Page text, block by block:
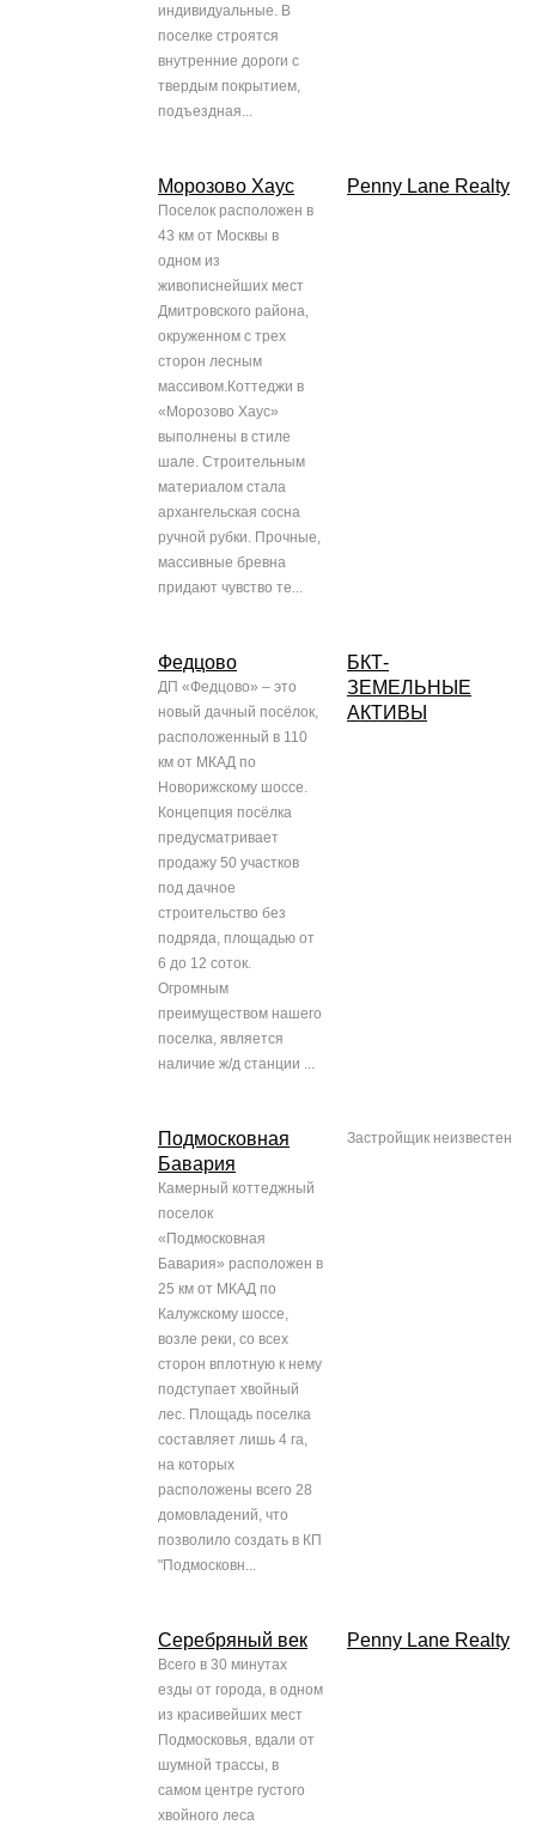
индивидуальные. В
поселке строятся
внутренние дороги с
твердым покрытием,
подъездная...
Морозово Хаус
Поселок расположен в
43 км от Москвы в
одном из
живописнейших мест
Дмитровского района,
окруженном с трех
сторон лесным
массивом.Коттеджи в
«Морозово Хаус»
выполнены в стиле
шале. Строительным
материалом стала
архангельская сосна
ручной рубки. Прочные,
массивные бревна
придают чувство те...
Penny Lane Realty
Федцово
ДП «Федцово» – это
новый дачный посёлок,
расположенный в 110
км от МКАД по
Новорижскому шоссе.
Концепция посёлка
предусматривает
продажу 50 участков
под дачное
строительство без
подряда, площадью от
6 до 12 соток.
Огромным
преимуществом нашего
поселка, является
наличие ж/д станции ...
БКТ-
ЗЕМЕЛЬНЫЕ
АКТИВЫ
Подмосковная
Бавария
Камерный коттеджный
поселок
«Подмосковная
Бавария» расположен в
25 км от МКАД по
Калужскому шоссе,
возле реки, со всех
сторон вплотную к нему
подступает хвойный
лес. Площадь поселка
составляет лишь 4 га,
на которых
расположены всего 28
домовладений, что
позволило создать в КП
"Подмосковн...
Застройщик неизвестен
Серебряный век
Всего в 30 минутах
езды от города, в одном
из красивейших мест
Подмосковья, вдали от
шумной трассы, в
самом центре густого
хвойного леса
Penny Lane Realty